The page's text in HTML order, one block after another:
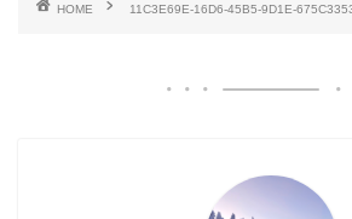
HOME 11C3E69E-16D6-45B5-9D1E-